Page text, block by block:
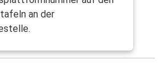
an der